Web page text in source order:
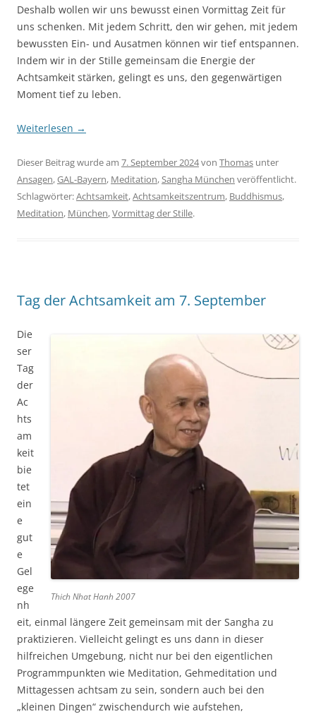
Deshalb wollen wir uns bewusst einen Vormittag Zeit für
uns schenken. Mit jedem Schritt, den wir gehen, mit jedem
bewussten Ein- und Ausatmen können wir tief entspannen.
Indem wir in der Stille gemeinsam die Energie der
Achtsamkeit stärken, gelingt es uns, den gegenwärtigen
Moment tief zu leben.
Weiterlesen →
Dieser Beitrag wurde am 7. September 2024von Thomas unter
Ansagen,GAL-Bayern, Meditation,Sangha München veröffentlicht.
Schlagwörter:Achtsamkeit,Achtsamkeitszentrum, Buddhismus,
Meditation, München,Vormittag der Stille.
Tag der Achtsamkeit am 7. September
Thich Nhat Hanh 2007
Die
ser
Tag
der
Ac
hts
am
keit
bie
tet
ein
e
gut
e
Gel
ege
nh
eit, einmal längere Zeit gemeinsam mit der Sangha zu
praktizieren. Vielleicht gelingt es uns dann in dieser
hilfreichen Umgebung, nicht nur bei den eigentlichen
Programmpunkten wie Meditation, Gehmeditation und
Mittagessen achtsam zu sein, sondern auch bei den
„kleinen Dingen“ zwischendurch wie aufstehen,